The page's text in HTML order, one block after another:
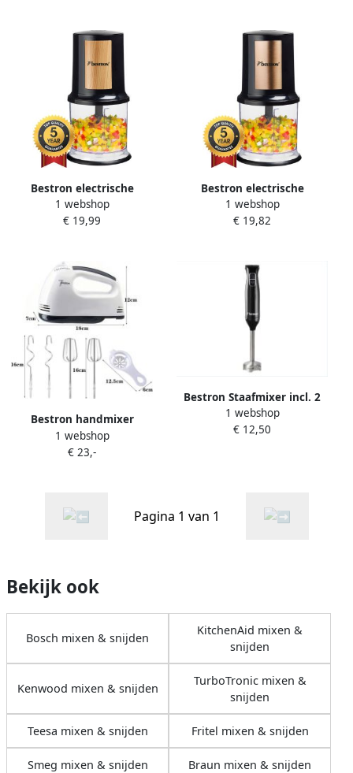
6 snelheden + pulsefunctie
Mat Zwart
Staaf vatwassergeschickt
600 Watt Zwart Hout
Bestron electrische
Hakmolen twee rvs
Hakmessen & 500 ml
Black Wood Collection
Zwart Hout
1 webshop
€ 19,99
Bestron electrische
Hakmolen twee rvs
Hakmessen & 500 ml
AKC200CO koper
1 webshop
€ 19,82
Bestron handmixer
1 webshop
€ 23,-
Bestron Staafmixer incl. 2
Snelheden & ergonomisch
Handgreep afneembare
1 webshop
€ 12,50
Pagina 1 van 1
Bekijk ook
Bosch mixen & snijden
KitchenAid mixen &
snijden
Kenwood mixen & snijden
TurboTronic mixen &
snijden
Teesa mixen & snijden Fritel mixen & snijden
Smeg mixen & snijden Braun mixen & snijden